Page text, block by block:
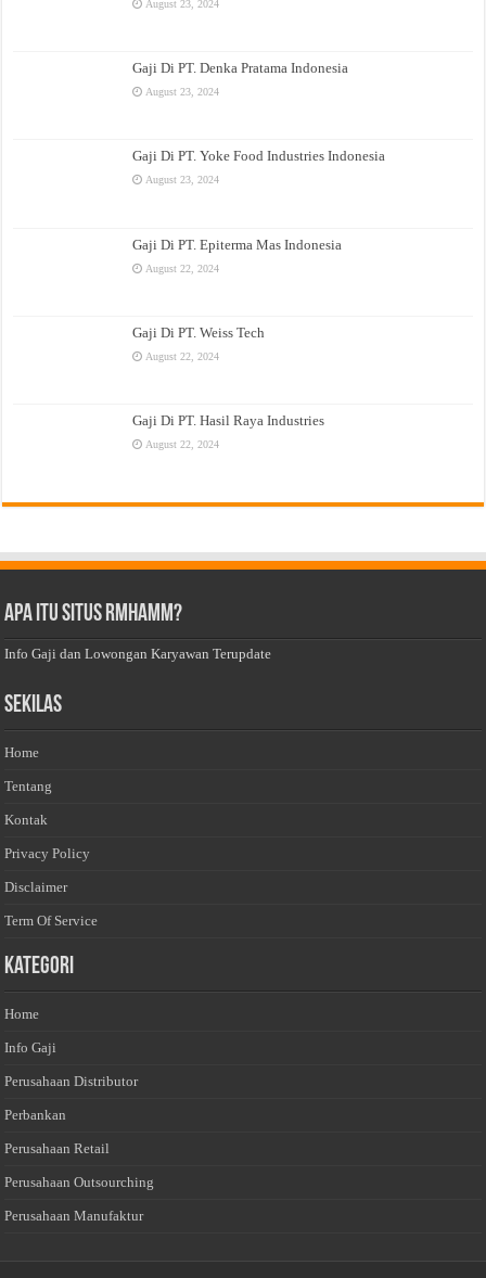
August 23, 2024
Gaji Di PT. Denka Pratama Indonesia
August 23, 2024
Gaji Di PT. Yoke Food Industries Indonesia
August 23, 2024
Gaji Di PT. Epiterma Mas Indonesia
August 22, 2024
Gaji Di PT. Weiss Tech
August 22, 2024
Gaji Di PT. Hasil Raya Industries
August 22, 2024
Apa Itu Situs Rmhamm?
Info Gaji dan Lowongan Karyawan Terupdate
Sekilas
Home
Tentang
Kontak
Privacy Policy
Disclaimer
Term Of Service
Kategori
Home
Info Gaji
Perusahaan Distributor
Perbankan
Perusahaan Retail
Perusahaan Outsourching
Perusahaan Manufaktur